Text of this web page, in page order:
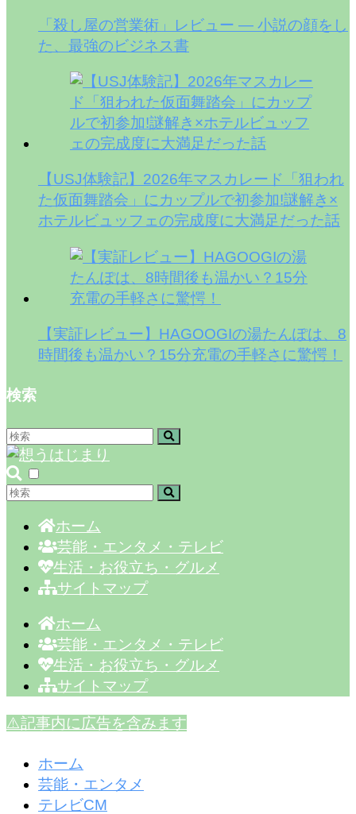
「殺し屋の営業術」レビュー — 小説の顔をし
た、最強のビジネス書
【USJ体験記】2026年マスカレード「狙われ
た仮面舞踏会」にカップルで初参加!謎解き×
ホテルビュッフェの完成度に大満足だった話
【実証レビュー】HAGOOGIの湯たんぽは、8
時間後も温かい？15分充電の手軽さに驚愕！
検索
ホーム
芸能・エンタメ・テレビ
生活・お役立ち・グルメ
サイトマップ
ホーム
芸能・エンタメ・テレビ
生活・お役立ち・グルメ
サイトマップ
⚠️記事内に広告を含みます
ホーム
芸能・エンタメ
テレビCM